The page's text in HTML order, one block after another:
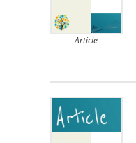
Article